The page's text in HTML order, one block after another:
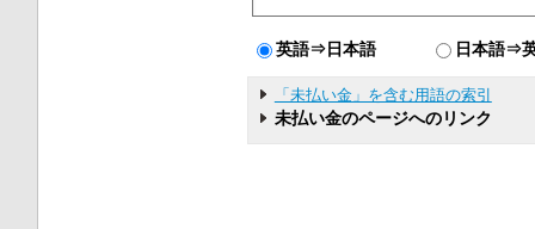
英語⇒日本語 日本語⇒
「未払い金」を含む用語の索引
未払い金のページへのリンク